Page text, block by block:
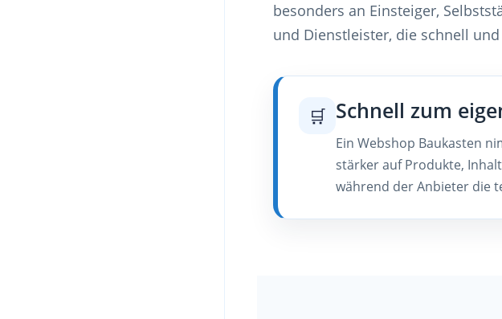
besonders an Einsteiger,
und Dienstleister, die schnell
🛒 Schnell zum
Ein Webshop Baukasten
stärker auf Produkte,
während der Anbieter die